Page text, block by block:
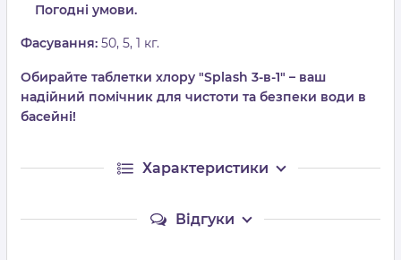
Погодні умови.
Фасування: 50, 5, 1 кг.
Обирайте таблетки хлору "Splash 3-в-1" – ваш
надійний помічник для чистоти та безпеки води в
басейні!
Характеристики
Відгуки